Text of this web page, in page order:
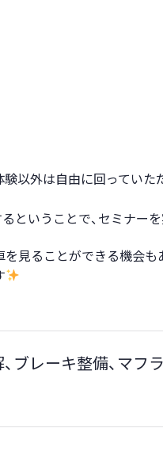
以外は自由に回っていた
ということで、セミナーを
見ることができる機会も
ブレーキ整備、マフ